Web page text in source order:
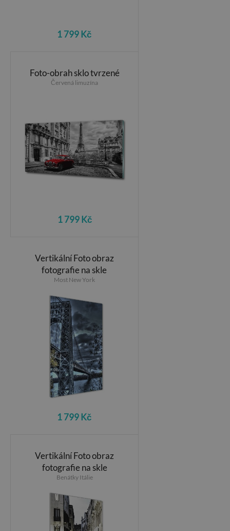
1 799 Kč
Foto-obrah sklo tvrzené
Červená limuzína
1 799 Kč
Vertikální Foto obraz
fotografie na skle
Most New York
1 799 Kč
Vertikální Foto obraz
fotografie na skle
Benátky Itálie